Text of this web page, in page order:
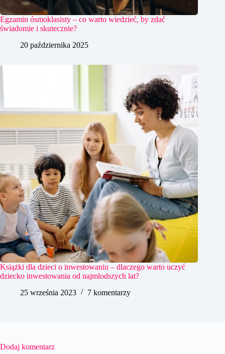
Egzamin ósmoklasisty – co warto wiedzieć, by zdać
świadomie i skutecznie?
20 października 2025
Książki dla dzieci o inwestowaniu – dlaczego warto uczyć
dziecko inwestowania od najmlodszych lat?
25 września 2023
7 komentarzy
Dodaj komentarz